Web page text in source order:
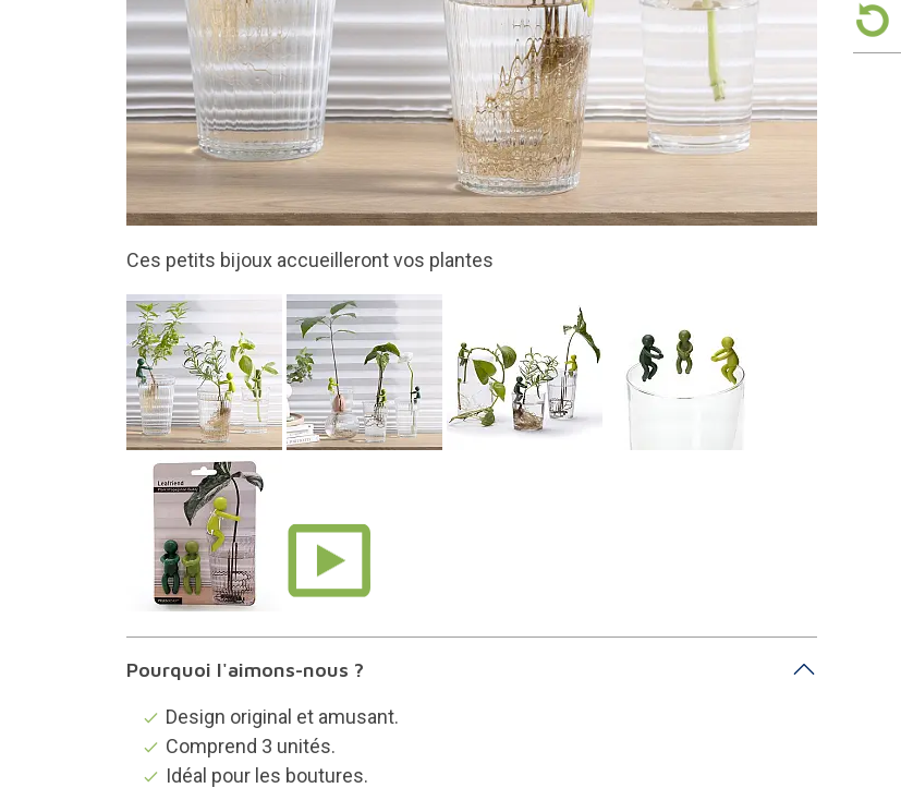
L'ensemble comprend 3 unités
Pourquoi l'aimons-nous ?
Design original et amusant.
Comprend 3 unités.
Idéal pour les boutures.